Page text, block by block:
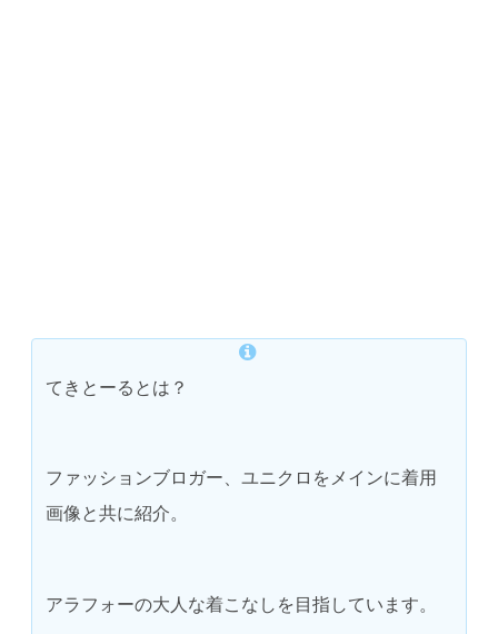
てきとーるとは？
ファッションブロガー、ユニクロをメインに着用
画像と共に紹介。
アラフォーの大人な着こなしを目指しています。